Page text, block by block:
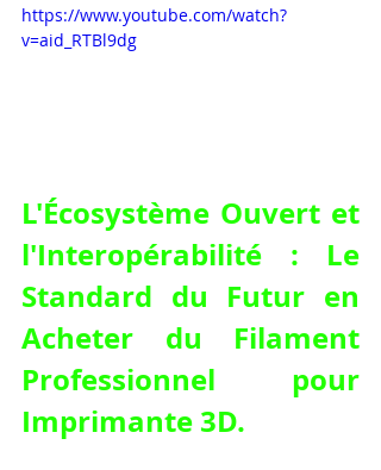
https://www.youtube.com/watch?
v=aid_RTBl9dg
L'Écosystème Ouvert et
l'Interopérabilité : Le
Standard du Futur en
Acheter du Filament
Professionnel pour
Imprimante 3D.